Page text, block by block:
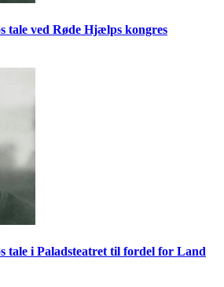
tale ved Røde Hjælps kongres
tale i Paladsteatret til fordel for Land